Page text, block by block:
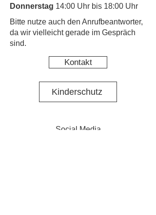
Donnerstag 14:00 Uhr bis 18:00 Uhr
​Bitte nutze auch den Anrufbeantworter,
da wir vielleicht gerade im Gespräch
sind.
Kontakt
Kinderschutz
Social Media